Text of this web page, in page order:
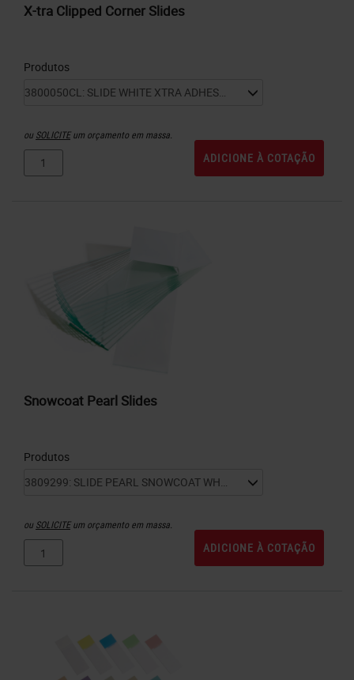
X-tra Clipped Corner Slides
Produtos
ou SOLICITEum orçamento em massa.
ADICIONE À COTAÇÃO
Snowcoat Pearl Slides
Produtos
ou SOLICITEum orçamento em massa.
ADICIONE À COTAÇÃO